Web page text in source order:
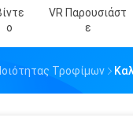
Ο
VR Παρουσιάστ
Ε
Τροφίμων